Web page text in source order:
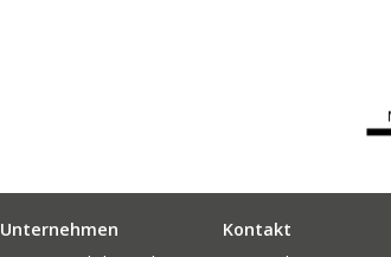
Unternehmen
Kontakt